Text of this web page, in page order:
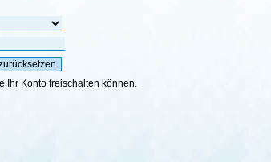
Ihr Konto freischalten können.